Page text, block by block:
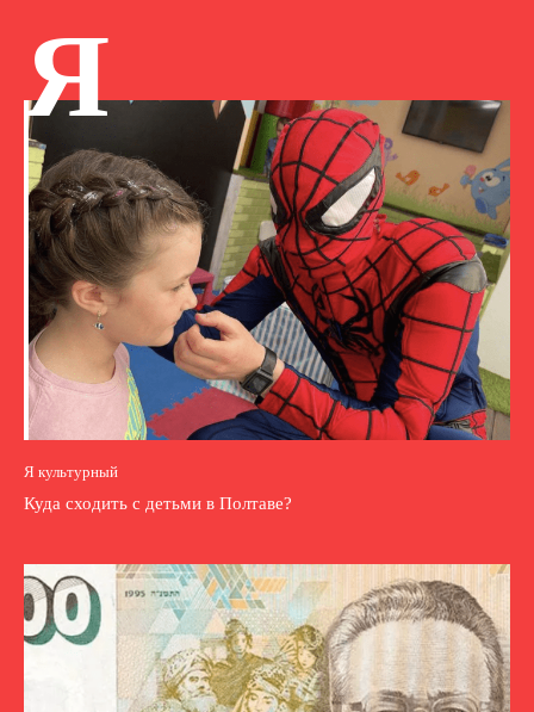
Я
Я культурный
Куда сходить с детьми в Полтаве?